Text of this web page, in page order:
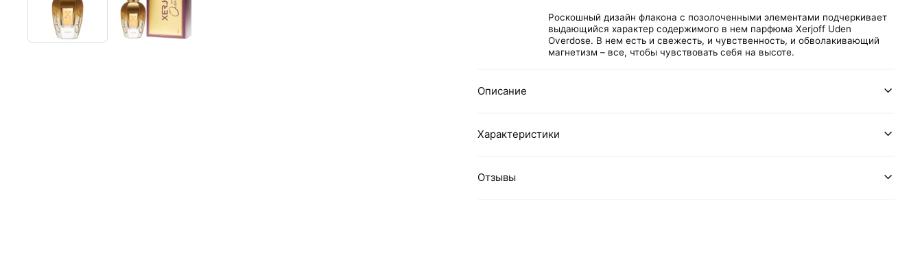
Роскошный дизайн флакона с позолоченными элементами подчеркивает
выдающийся характер содержимого в нем парфюма Xerjoff Uden
Overdose. В нем есть и свежесть, и чувственность, и обволакивающий
магнетизм – все, чтобы чувствовать себя на высоте.
Описание
Характеристики
Отзывы